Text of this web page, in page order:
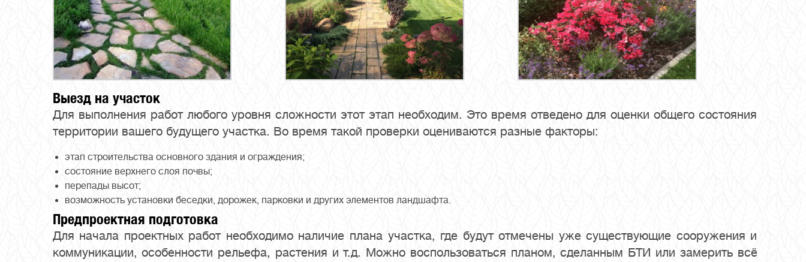
Выезд на участок
Для выполнения работ любого уровня сложности этот этап необходим. Это время отведено для оценки общего состояния
территории вашего будущего участка. Во время такой проверки оцениваются разные факторы:
этап строительства основного здания и ограждения;
состояние верхнего слоя почвы;
перепады высот;
возможность установки беседки, дорожек, парковки и других элементов ландшафта.
Предпроектная подготовка
Для начала проектных работ необходимо наличие плана участка, где будут отмечены уже существующие сооружения и
коммуникации, особенности рельефа, растения и т.д. Можно воспользоваться планом, сделанным БТИ или замерить всё